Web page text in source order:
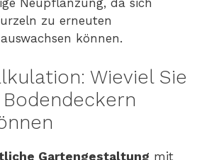
Neupflanzung, da sich
zu erneuten
können.
Wieviel Sie
Gartengestaltung mit